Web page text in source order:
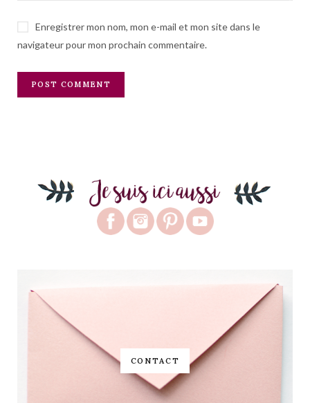
Enregistrer mon nom, mon e-mail et mon site dans le
navigateur pour mon prochain commentaire.
CONTACT